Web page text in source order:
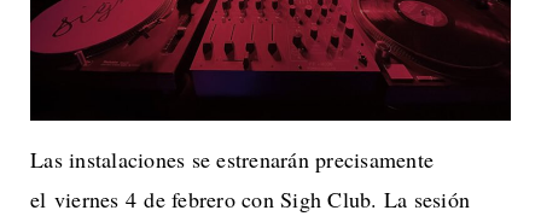
Las instalaciones se estrenarán precisamente
el viernes 4 de febrero con Sigh Club. La sesión